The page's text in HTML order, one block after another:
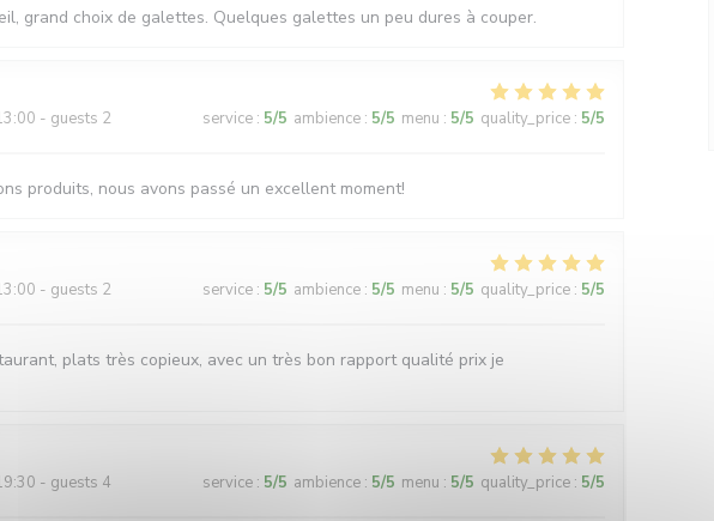
grand choix de galettes. Quelques galettes un peu dures à couper.
- guests 2 service : 5/5 ambience : 5/5 menu : 5/5 quality_price : 5/5
produits, nous avons passé un excellent moment!
- guests 2 service : 5/5 ambience : 5/5 menu : 5/5 quality_price : 5/5
plats très copieux, avec un très bon rapport qualité prix je
- guests 4 service : 5/5 ambience : 5/5 menu : 5/5 quality_price : 5/5